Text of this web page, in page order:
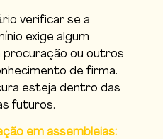
verificar se a
exige algum
procuração ou outros
de firma.
esteja dentro das
futuros.
em assembleias: